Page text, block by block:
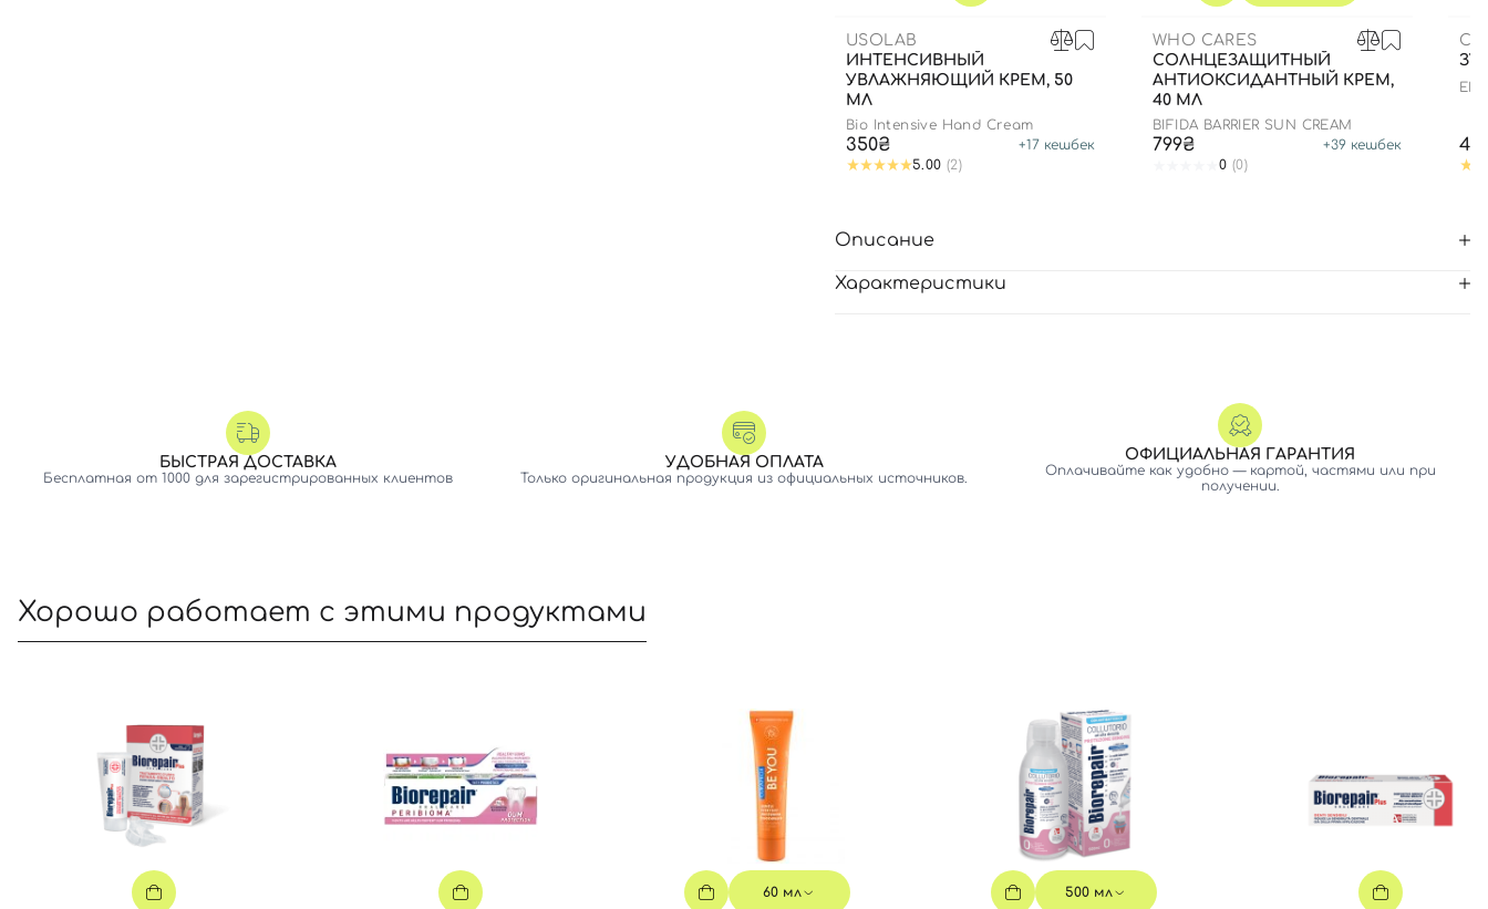
USOLAB
ИНТЕНСИВНЫЙ
УВЛАЖНЯЮЩИЙ КРЕМ, 50
МЛ
Bio Intensive Hand Cream
350₴ +17 кешбек
5.00 (2)
WHO CARES
СОЛНЦЕЗАЩИТНЫЙ
АНТИОКСИДАНТНЫЙ КРЕМ,
40 МЛ
BIFIDA BARRIER SUN CREAM
799₴ +39 кешбек
0 (0)
Описание
Характеристики
БЫСТРАЯ ДОСТАВКА
Бесплатная от 1000 для зарегистрированных клиентов
УДОБНАЯ ОПЛАТА
Только оригинальная продукция из официальных источников.
ОФИЦИАЛЬНАЯ ГАРАНТИЯ
Оплачивайте как удобно — картой, частями или при
получении.
Хорошо работает с этими продуктами
60 мл 500 мл